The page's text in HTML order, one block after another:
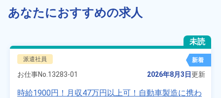
あなたにおすすめの求人
未読
派遣社員 新着
お仕事No. 13283-01 2026年8月3日更新
時給1900円！月収47万円以上可！自動車製造に携わ